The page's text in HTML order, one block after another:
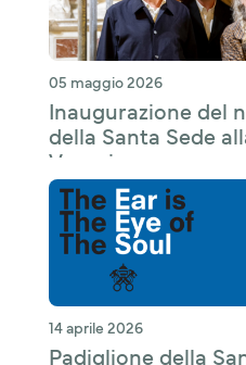
05 maggio 2026
Inaugurazione del
della Santa Sede
Venezia
14 aprile 2026
Padiglione della